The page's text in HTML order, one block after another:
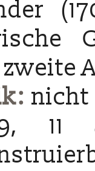
zweite
nicht
11